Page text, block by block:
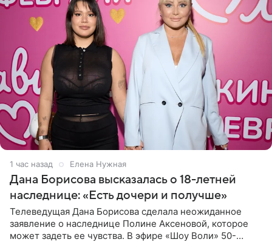
1 час назад Елена Нужная
Дана Борисова высказалась о 18-летней
наследнице: «Есть дочери и получше»
Телеведущая Дана Борисова сделала неожиданное
заявление о наследнице Полине Аксеновой, которое
может задеть ее чувства. В эфире «Шоу Воли» 50-